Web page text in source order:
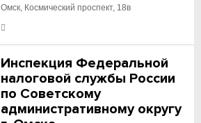
Омск, Космический проспект, 18в
Инспекция Федеральной
налоговой службы России
по Советскому
административному округу